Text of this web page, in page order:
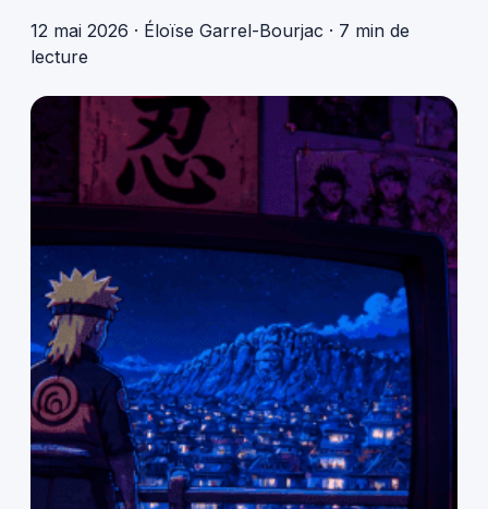
12 mai 2026 · Éloïse Garrel-Bourjac · 7 min de
lecture